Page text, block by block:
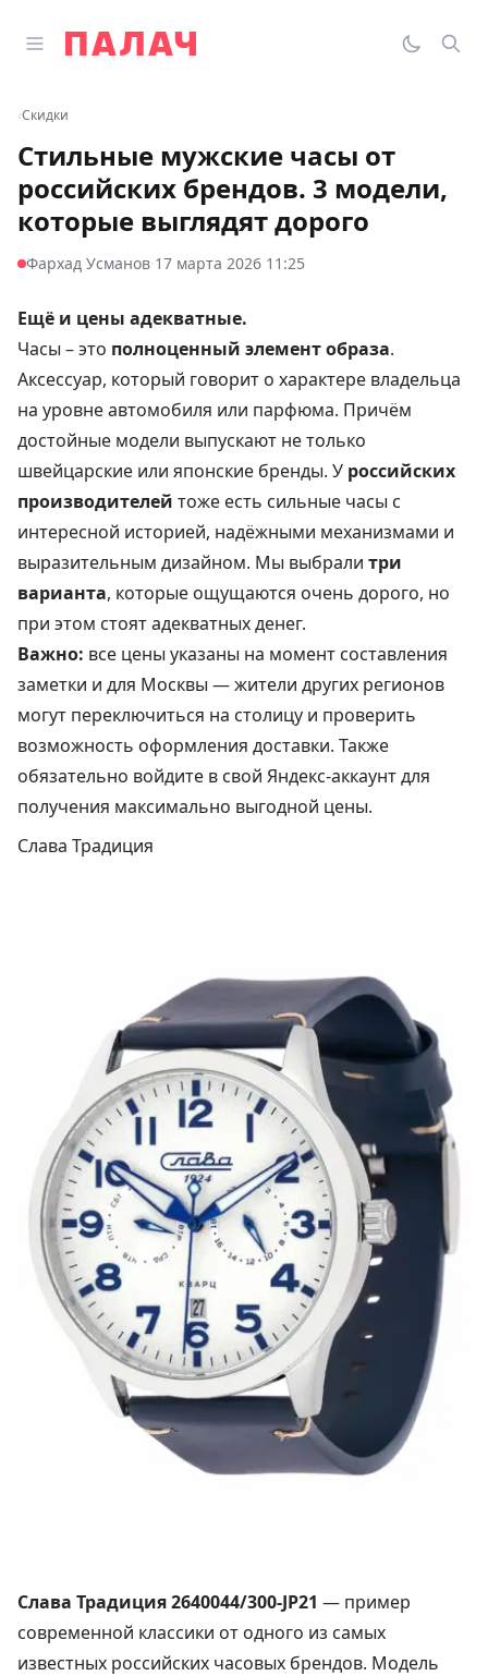
Открыть главное меню
Палач
‹Скидки
Стильные мужские часы от
российских брендов. 3 модели,
которые выглядят дорого
Фархад Усманов·17 марта 2026 11:25
Ещё и цены адекватные.
Часы – это полноценный элемент образа.
Аксессуар, который говорит о характере владельца
на уровне автомобиля или парфюма. Причём
достойные модели выпускают не только
швейцарские или японские бренды. У российских
производителей тоже есть сильные часы с
интересной историей, надёжными механизмами и
выразительным дизайном. Мы выбрали три
варианта, которые ощущаются очень дорого, но
при этом стоят адекватных денег.
Важно: все цены указаны на момент составления
заметки и для Москвы — жители других регионов
могут переключиться на столицу и проверить
возможность оформления доставки. Также
обязательно войдите в свой Яндекс-аккаунт для
получения максимально выгодной цены.
Слава Традиция
Слава Традиция 2640044/300‑JP21 — пример
современной классики от одного из самых
известных российских часовых брендов. Модель